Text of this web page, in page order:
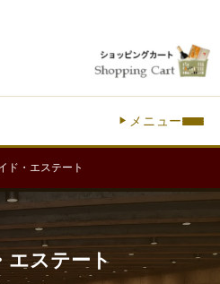
メニュー
ド・エステート
エステート